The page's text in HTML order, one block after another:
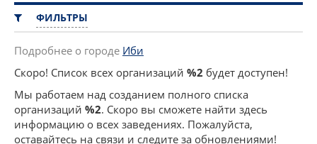
ПЛЯЖИ
ДОСТОПРИМЕЧАТЕЛЬНОСТИ
КЕМПИНГ
КОМАРКИ (РАЙОНЫ)
РЕЦЕПТЫ
ПРЕДЛОЖЕНИЯ
СТАТЬИ
ФИЛЬТРЫ
Подробнее о городе Иби
Скоро! Список всех организаций %2 будет доступен!
Мы работаем над созданием полного списка
организаций %2. Скоро вы сможете найти здесь
информацию о всех заведениях. Пожалуйста,
оставайтесь на связи и следите за обновлениями!